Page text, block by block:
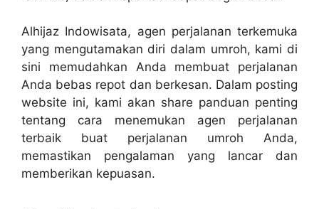
Alhijaz Indowisata, agen perjalanan terkemuka
yang mengutamakan diri dalam umroh, kami di
sini memudahkan Anda membuat perjalanan
Anda bebas repot dan berkesan. Dalam posting
website ini, kami akan share panduan penting
tentang cara menemukan agen perjalanan
terbaik buat perjalanan umroh Anda,
memastikan pengalaman yang lancar dan
memberikan kepuasan.